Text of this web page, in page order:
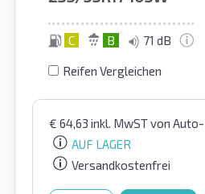
C B 71 dB
Reifen Vergleichen
€ 64,63 inkl. MwSTvon Auto-
AUF LAGER
Versandkostenfrei